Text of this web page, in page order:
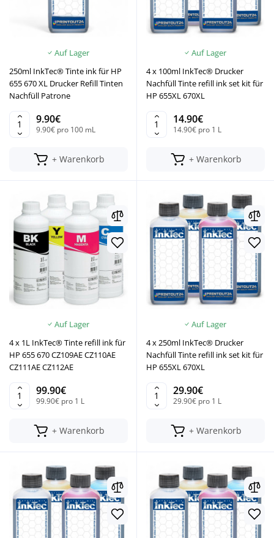
Auf Lager
250ml InkTec® Tinte ink für HP
655 670 XL Drucker Refill Tinten
Nachfüll Patrone
9.90€
9.90€ pro 100 mL
+ Warenkorb
Auf Lager
4 x 100ml InkTec® Drucker
Nachfüll Tinte refill ink set kit für
HP 655XL 670XL
14.90€
14.90€ pro 1 L
+ Warenkorb
Auf Lager
4 x 1L InkTec® Tinte refill ink für
HP 655 670 CZ109AE CZ110AE
CZ111AE CZ112AE
99.90€
99.90€ pro 1 L
+ Warenkorb
Auf Lager
4 x 250ml InkTec® Drucker
Nachfüll Tinte refill ink set kit für
HP 655XL 670XL
29.90€
29.90€ pro 1 L
+ Warenkorb